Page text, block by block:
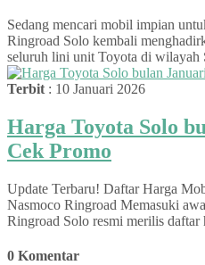
Sedang mencari mobil impian
Ringroad Solo kembali
seluruh lini unit Toyota di wilayah
Terbit : 10 Januari 2026
Harga Toyota Solo
Cek Promo
Update Terbaru! Daftar Harga
Nasmoco Ringroad Memasuki
Ringroad Solo resmi merilis daftar
0 Komentar